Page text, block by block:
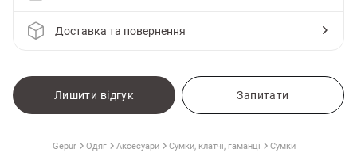
Доставка та повернення
Лишити відгук Запитати
Gepur Одяг Аксесуари Сумки, клатчі, гаманці Сумки